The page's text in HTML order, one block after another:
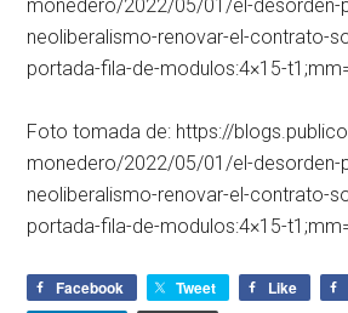
monedero/2022/05/01/el-desorden-
neoliberalismo-renovar-el-contrato-
portada-fila-de-modulos:4×15-
Foto tomada de: https://
monedero/2022/05/01/el-desorden-
neoliberalismo-renovar-el-contrato-
portada-fila-de-modulos:4×15-
Facebook Tweet Like